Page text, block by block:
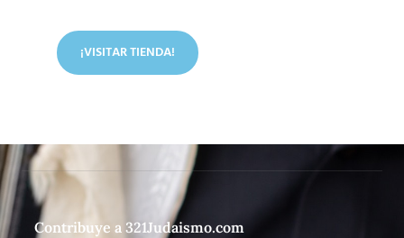
¡VISITAR TIENDA!
Contribuye a 321Judaismo.com